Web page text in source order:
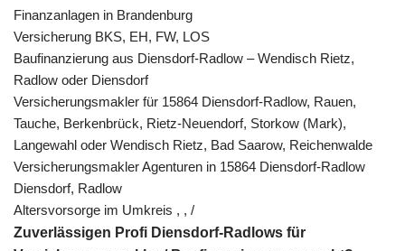
Finanzanlagen in Brandenburg
Versicherung BKS, EH, FW, LOS
Baufinanzierung aus Diensdorf-Radlow – Wendisch Rietz,
Radlow oder Diensdorf
Versicherungsmakler für 15864 Diensdorf-Radlow, Rauen,
Tauche, Berkenbrück, Rietz-Neuendorf, Storkow (Mark),
Langewahl oder Wendisch Rietz, Bad Saarow, Reichenwalde
Versicherungsmakler Agenturen in 15864 Diensdorf-Radlow
Diensdorf, Radlow
Altersvorsorge im Umkreis , , /
Zuverlässigen Profi Diensdorf-Radlows für